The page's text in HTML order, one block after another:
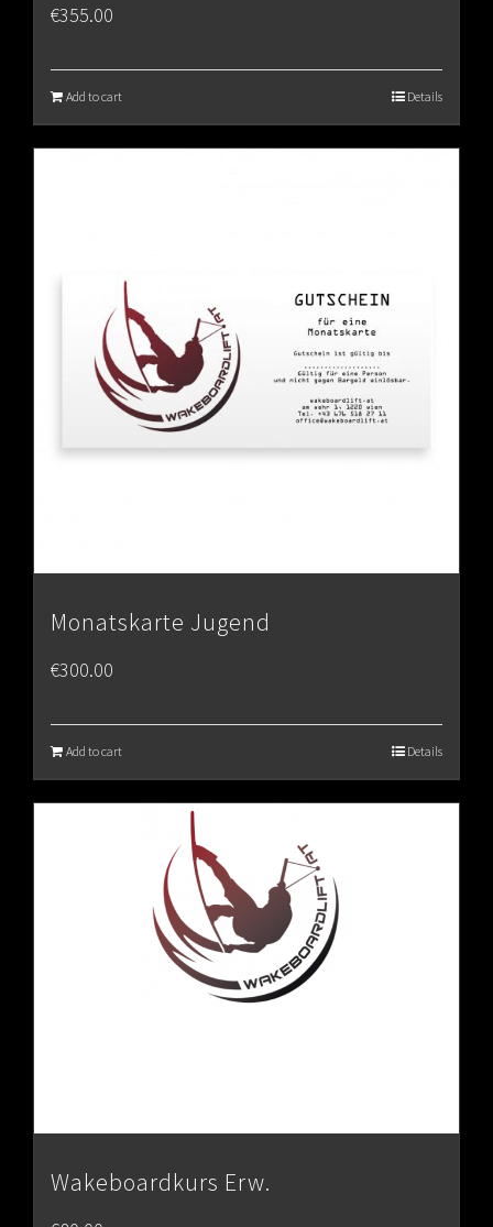
€355.00
Add to cart Details
Monatskarte Jugend
€300.00
Add to cart Details
Wakeboardkurs Erw.